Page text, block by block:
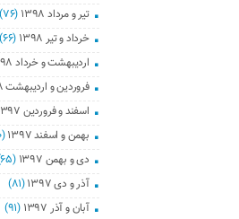
تیر و مرداد ۱۳۹۸
(۷۶)
خرداد و تیر ۱۳۹۸
(۶۶)
اردیبهشت و خرداد ۱۳۹۸
فروردین و اردیبهشت ۱۳۹۸
اسفند و فروردین ۱۳۹۷
بهمن و اسفند ۱۳۹۷
(۹۰)
دی و بهمن ۱۳۹۷
(۶۵)
آذر و دی ۱۳۹۷
(۸۱)
آبان و آذر ۱۳۹۷
(۹۱)